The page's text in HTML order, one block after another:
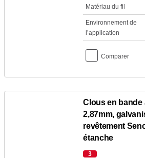
Matériau du fil
Environnement de
l’application
Comparer
Clous en bande
2,87mm,
revêtement
étanche
3